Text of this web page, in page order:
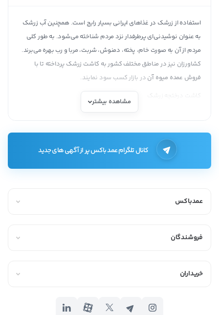
استفاده از زرشک در غذاهای ایرانی بسیار رایج است. همچنین آب زرشک
به عنوان نوشیدنی‌ای پرطرفدار نزد مردم شناخته می‌شود. به طور کلی
مردم از آن به صورت خام، پخته، دمنوش، شربت، مربا و رب بهره می‌برند.
کشاورزان نیز در مناطق مختلف کشور به کاشت زرشک پرداخته تا با
فروش عمده میوه آن در بازار کسب سود نمایند.
نیست و این گیاه حتی در ظرف هم توانایی رشد و نمو دارد. زمان مناسب
برای کشت زرشک اواسط پاییز تا اواخر زمستان است. در چهار سال اول
ممکن است که این درختچه چندان میوه ندهد ولی معمولا از سال پنجم
میتوان به زرشک سیاه، زرشک قرمز، زرشک کوهی، زرشک پفکی و زرشک
بیشترین سطح زیر کشت زرشک را دارند.
پاکسازی کبد و بهبود عملکرد آن
مشاهده بیشتر
کانال تلگرام عمد باکس پر از آگهی های جدید
عمدباکس
فروشندگان
خریداران